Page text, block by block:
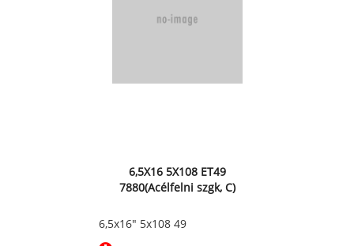
6,5X16 5X108 ET49
7880(Acélfelni szgk, C)
6,5x16" 5x108 49